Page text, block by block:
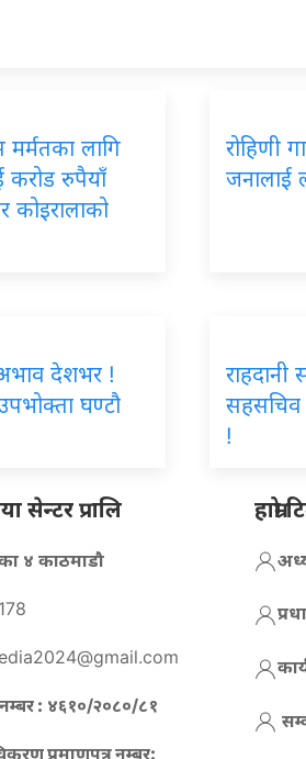
मर्मतका लागि
करोड रुपैयाँ
कोइरालाको
रोहिणी
जनालाई
देशभर !
घण्टौ
राहदानी
सहसचिव
!
सेन्टर प्रालि
४ काठमाडौ
: ४६१०/२०८०/८१
प्रमाणपत्र नम्बर:
हाम्रो